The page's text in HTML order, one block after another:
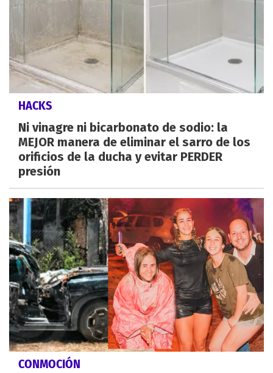
HACKS
Ni vinagre ni bicarbonato de sodio: la
MEJOR manera de eliminar el sarro de los
orificios de la ducha y evitar PERDER
presión
CONMOCIÓN